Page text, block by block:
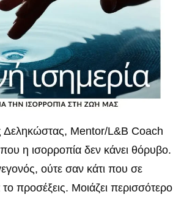
Δεληκώστας, Mentor/L&B Coach
η ισορροπία δεν κάνει θόρυβο.
ούτε σαν κάτι που σε
προσέξεις. Μοιάζει περισσότερο